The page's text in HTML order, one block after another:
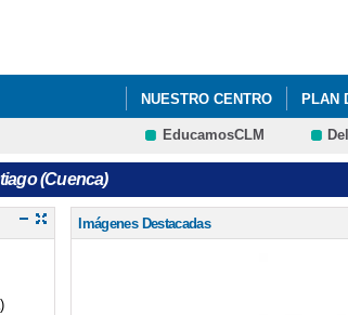
NUESTRO CENTRO PLAN
EL PINFUVOTE,
EducamosCLM
(Cuenca)
Imágenes Destacadas